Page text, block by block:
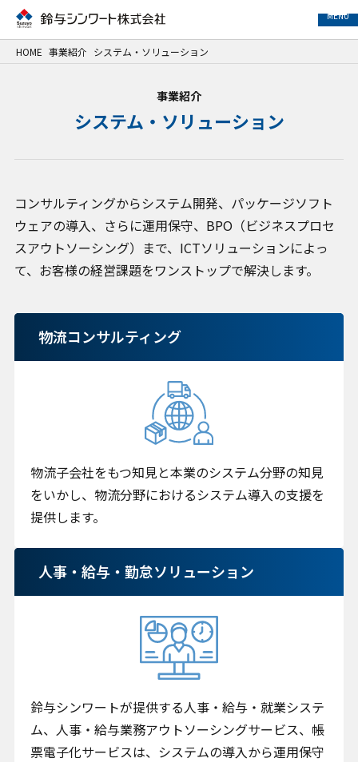
MENU
サービス紹介
事例紹介
企業情報
サステナビリティ
採用情報
プライバシーポリシー
クッキー設定変更
HOME 事業紹介 システム・ソリューション
事業紹介
システム・ソリューション
コンサルティングからシステム開発、パッケージソフト
ウェアの導入、さらに運用保守、BPO（ビジネスプロセ
スアウトソーシング）まで、ICTソリューションによっ
て、お客様の経営課題をワンストップで解決します。
物流コンサルティング
物流子会社をもつ知見と本業のシステム分野の知見
をいかし、物流分野におけるシステム導入の支援を
提供します。
人事・給与・勤怠ソリューション
鈴与シンワートが提供する人事・給与・就業システ
ム、人事・給与業務アウトソーシングサービス、帳
票電子化サービスは、システムの導入から運用保守